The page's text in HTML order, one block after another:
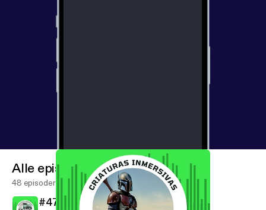
Alle episoder
48 episoder
#47 Falsos recuerdos amplificados